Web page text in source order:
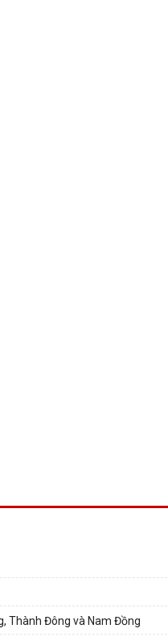
Thành Đông và Nam Đồng